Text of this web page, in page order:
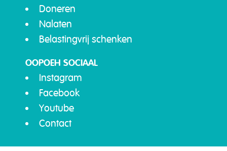
Doneren
Nalaten
Belastingvrij schenken
OOPOEH SOCIAAL
Instagram
Facebook
Youtube
Contact